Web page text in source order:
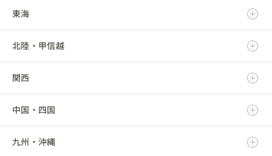
岩手県
宮城県
秋田県
山形県
福島県
茨城県
栃木県
群馬県
埼玉県
千葉県
東海
岐阜県
静岡県
愛知県
三重県
北陸・甲信越
新潟県
富山県
石川県
関西
滋賀県
京都府
中国・四国
鳥取県
九州・沖縄